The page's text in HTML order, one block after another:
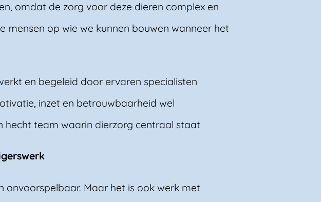
omdat de zorg voor deze dieren complex en
mensen op wie we kunnen bouwen wanneer het
en begeleid door ervaren specialisten
inzet en betrouwbaarheid wel
hecht team waarin dierzorg centraal staat
onvoorspelbaar. Maar het is ook werk met